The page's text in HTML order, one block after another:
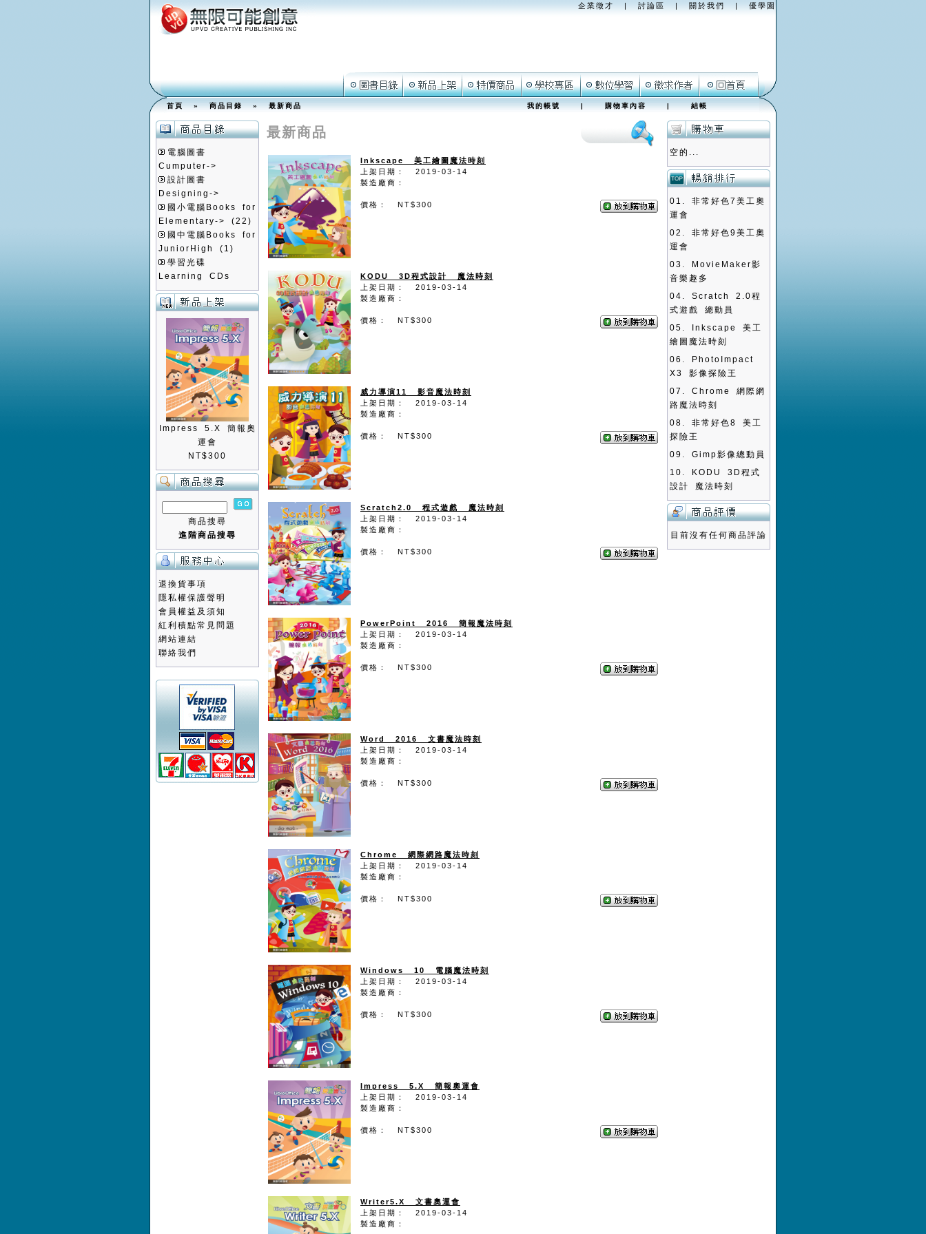
企業徵才 | 討論區 | 關於我們 | 優學園
首頁»商品目錄»最新商品 我的帳號|購物車內容|結帳
電腦圖書
Cumputer->
設計圖書
Designing->
國小電腦Books for
Elementary->
(22)
國中電腦Books for
JuniorHigh
(1)
學習光碟
Learning CDs
Impress 5.X 簡報奧
運會
NT$300
商品搜尋
進階商品搜尋
退換貨事項
隱私權保護聲明
會員權益及須知
紅利積點常見問題
網站連結
聯絡我們
最新商品
Inkscape 美工繪圖魔法時刻
上架日期： 2019-03-14
製造廠商：
價格： NT$300
KODU 3D程式設計 魔法時刻
上架日期： 2019-03-14
製造廠商：
價格： NT$300
威力導演11 影音魔法時刻
上架日期： 2019-03-14
製造廠商：
價格： NT$300
Scratch2.0 程式遊戲 魔法時刻
上架日期： 2019-03-14
製造廠商：
價格： NT$300
PowerPoint 2016 簡報魔法時刻
上架日期： 2019-03-14
製造廠商：
價格： NT$300
Word 2016 文書魔法時刻
上架日期： 2019-03-14
製造廠商：
價格： NT$300
Chrome 網際網路魔法時刻
上架日期： 2019-03-14
製造廠商：
價格： NT$300
Windows 10 電腦魔法時刻
上架日期： 2019-03-14
製造廠商：
價格： NT$300
Impress 5.X 簡報奧運會
上架日期： 2019-03-14
製造廠商：
價格： NT$300
Writer5.X 文書奧運會
上架日期： 2019-03-14
製造廠商：
空的...
01. 非常好色7美工奧
運會
02. 非常好色9美工奧
運會
03.
MovieMaker影
音樂趣多
04. Scratch 2.0程
式遊戲 總動員
05.
Inkscape 美工
繪圖魔法時刻
06.
PhotoImpact
X3 影像探險王
07. Chrome 網際網
路魔法時刻
08. 非常好色8 美工
探險王
09. Gimp影像總動員
10.
KODU 3D程式
設計 魔法時刻
目前沒有任何商品評論